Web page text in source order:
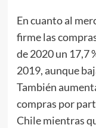
En cuanto al
firme las
de 2020 un 17,7
2019, aunque
También
compras por
Chile mientras